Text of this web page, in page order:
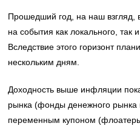
Прошедший год, на наш
на события как локального, так
Вследствие этого горизонт
нескольким дням.
Доходность выше инфляции
рынка (фонды денежного рынка
переменным купоном